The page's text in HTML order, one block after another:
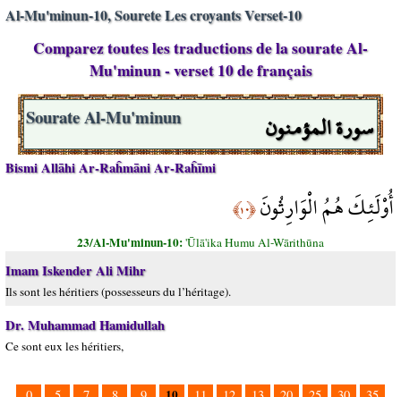
Al-Mu'minun-10, Sourete Les croyants Verset-10
Comparez toutes les traductions de la sourate Al-
Mu'minun - verset 10 de français
سورة المؤمنون Sourate Al-Mu'minun
Bismi Allāhi Ar-Raĥmāni Ar-Raĥīmi
أُوْلَئِكَ هُمُ الْوَارِثُونَ﴿١٠﴾
23/Al-Mu'minun-10:'Ūlā'ika Humu Al-Wārithūna
Imam Iskender Ali Mihr
Ils sont les héritiers (possesseurs du l’héritage).
Dr. Muhammad Hamidullah
Ce sont eux les héritiers,